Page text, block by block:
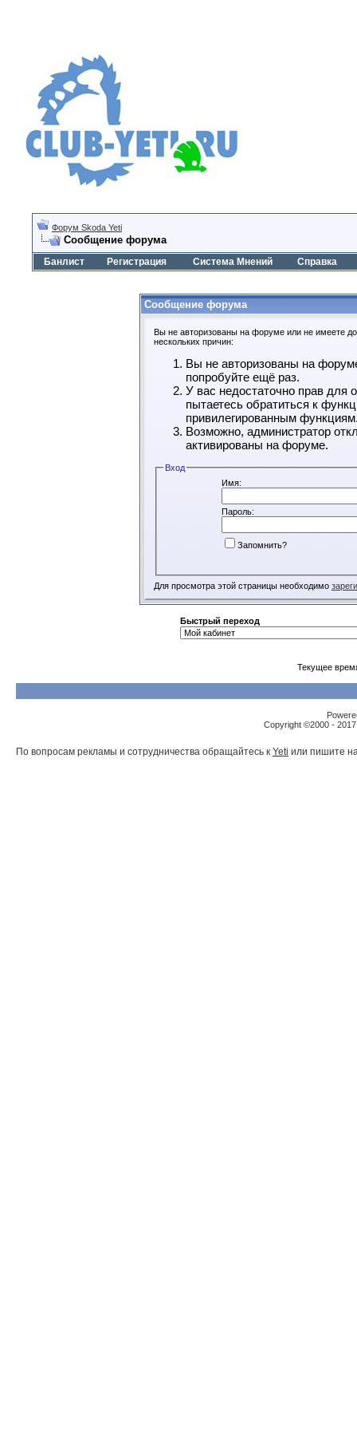
Форум Skoda Yeti
Сообщение форума
Банлист Регистрация Система Мнений Справка
Сообщение форума
Вы не авторизованы на форуме или не имеете
нескольких причин:
Вы не авторизованы на
попробуйте ещё раз.
У вас недостаточно прав для
пытаетесь обратиться к
привилегированным
Возможно, администратор
активированы на форуме.
Вход
Имя:
Пароль:
Запомнить?
Для просмотра этой страницы необходимо
Быстрый переход
Текущее
Copyright ©2000 -
По вопросам рекламы и сотрудничества обращайтесь к Yeti или пишите